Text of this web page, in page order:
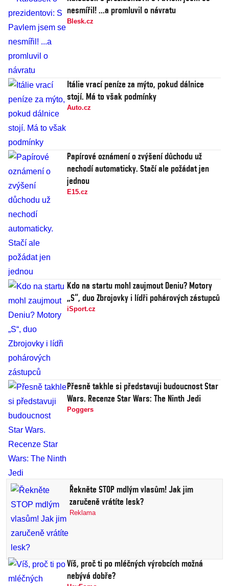
nesmířil! ...a promluvil o návratu
Blesk.cz
Itálie vrací peníze za mýto, pokud dálnice
stojí. Má to však podmínky
Auto.cz
Papírové oznámení o zvýšení důchodu už
nechodí automaticky. Stačí ale požádat jen
jednou
E15.cz
Kdo na startu mohl zaujmout Deniu? Motory
„S“, duo Zbrojovky i lídři pohárových zástupců
iSport.cz
Přesně takhle si představuji budoucnost Star
Wars. Recenze Star Wars: The Ninth Jedi
Poggers
Řekněte STOP mdlým vlasům! Jak jim
zaručeně vrátíte lesk?
Reklama
Víš, proč ti po mléčných výrobcích možná
nebývá dobře?